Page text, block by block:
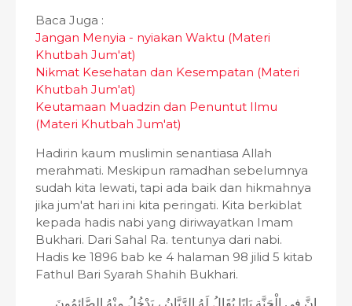
Baca Juga :
Jangan Menyia - nyiakan Waktu (Materi
Khutbah Jum'at)
Nikmat Kesehatan dan Kesempatan (Materi
Khutbah Jum'at)
Keutamaan Muadzin dan Penuntut Ilmu
(Materi Khutbah Jum'at)
Hadirin kaum muslimin senantiasa Allah
merahmati. Meskipun ramadhan sebelumnya
sudah kita lewati, tapi ada baik dan hikmahnya
jika jum'at hari ini kita peringati. Kita berkiblat
kepada hadis nabi yang diriwayatkan Imam
Bukhari. Dari Sahal Ra. tentunya dari nabi.
Hadis ke 1896 bab ke 4 halaman 98 jilid 5 kitab
Fathul Bari Syarah Shahih Bukhari.